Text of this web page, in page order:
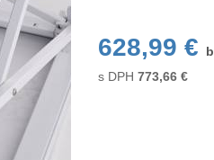
628,99 €
s DPH 773,66€